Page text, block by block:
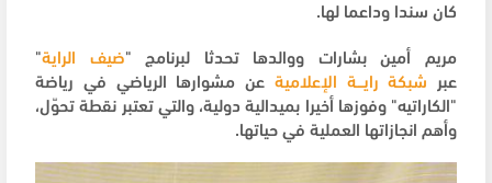
كان سندا وداعما لها.
مريم أمين بشارات ووالدها تحدثا لبرنامج "ضيف الراية"
عبر شبكة رايـــة الإعلامية عن مشوارها الرياضي في رياضة
"الكاراتيه" وفوزها أخيرا بميدالية دولية، والتي تعتبر نقطة تحوّل،
وأهم انجازاتها العملية في حياتها.